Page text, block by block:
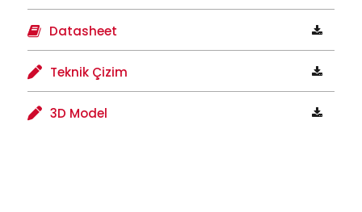
Datasheet
Teknik Çizim
3D Model